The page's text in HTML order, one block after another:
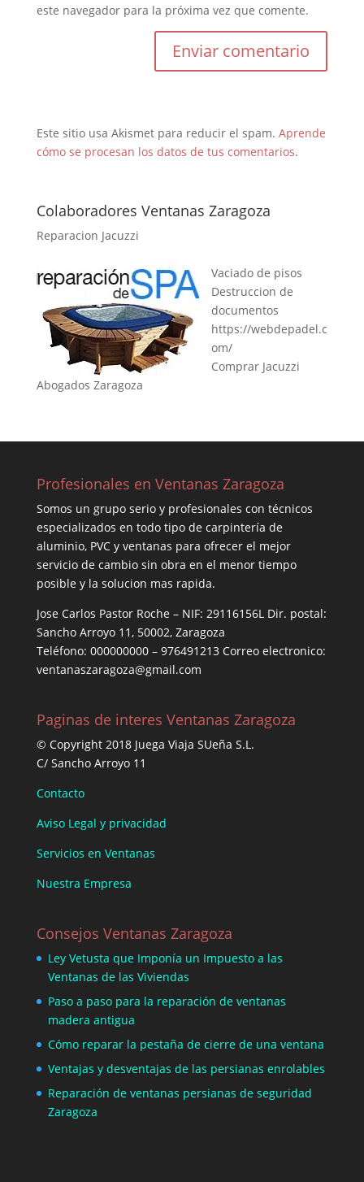
este navegador para la próxima vez que comente.
Este sitio usa Akismet para reducir el spam. Aprende
cómo se procesan los datos de tus comentarios.
Colaboradores Ventanas Zaragoza
Reparacion Jacuzzi
Vaciado de pisos
Destruccion de
documentos
https://webdepadel.c
om/
Comprar Jacuzzi
Abogados Zaragoza
Profesionales en Ventanas Zaragoza
Somos un grupo serio y profesionales con técnicos
especializados en todo tipo de carpintería de
aluminio, PVC y ventanas para ofrecer el mejor
servicio de cambio sin obra en el menor tiempo
posible y la solucion mas rapida.
Jose Carlos Pastor Roche – NIF: 29116156L Dir. postal:
Sancho Arroyo 11, 50002, Zaragoza
Teléfono: 000000000 – 976491213 Correo electronico:
ventanaszaragoza@gmail.com
Paginas de interes Ventanas Zaragoza
© Copyright 2018 Juega Viaja SUeña S.L.
C/ Sancho Arroyo 11
Contacto
Aviso Legal y privacidad
Servicios en Ventanas
Nuestra Empresa
Consejos Ventanas Zaragoza
Ley Vetusta que Imponía un Impuesto a las
Ventanas de las Viviendas
Paso a paso para la reparación de ventanas
madera antigua
Cómo reparar la pestaña de cierre de una ventana
Ventajas y desventajas de las persianas enrolables
Reparación de ventanas persianas de seguridad
Zaragoza